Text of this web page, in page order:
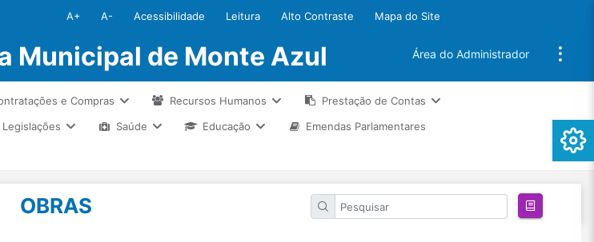
A+ A- Acessibilidade Leitura Alto Contraste Mapa do Site
Municipal de Monte Azul Área do Administrador
e Compras Recursos Humanos Prestação de Contas
Legislações Saúde Educação Emendas Parlamentares
OBRAS